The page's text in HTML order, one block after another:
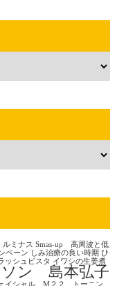
ミナス Smas-up 高周波と低
ペーン しみ治療の良い時期 ひ
シュビスタ イワシの生姜煮
ソン 島本弘子
イシャル M２２ トーニン